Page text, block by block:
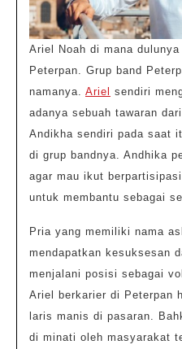
Ariel Noah di mana
Peterpan. Grup band
namanya. Ariel
sendiri
adanya sebuah tawaran
Andikha sendiri pada saat
di grup bandnya. Andhika
agar mau ikut
untuk membantu sebagai
Pria yang memiliki nama
mendapatkan kesuksesan
menjalani posisi sebagai
Ariel berkarier di Peterpan
laris manis di pasaran.
di minati oleh masyarakat